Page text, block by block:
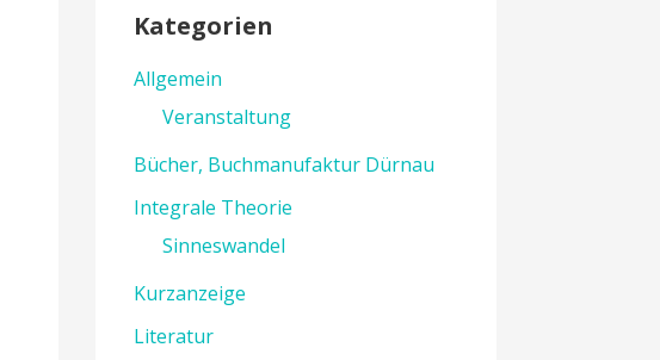
Kategorien
Allgemein
Veranstaltung
Bücher, Buchmanufaktur Dürnau
Integrale Theorie
Sinneswandel
Kurzanzeige
Literatur